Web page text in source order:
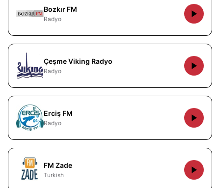
Bozkır FM
Radyo
Çeşme Viking Radyo
Radyo
Erciş FM
Radyo
FM Zade
Turkish